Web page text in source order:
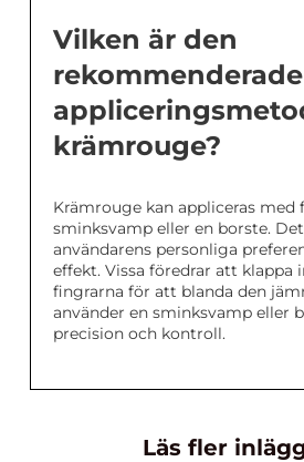
Vilken är den
rekommenderade
krämrouge?
Krämrouge kan appliceras med
sminksvamp eller en borste.
användarens personliga
effekt. Vissa föredrar att klappa
fingrarna för att blanda den
använder en sminksvamp eller
precision och kontroll.
Läs fler